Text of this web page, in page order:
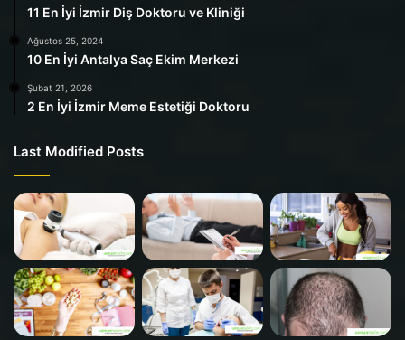
11 En İyi İzmir Diş Doktoru ve Kliniği
Ağustos 25, 2024
10 En İyi Antalya Saç Ekim Merkezi
Şubat 21, 2026
2 En İyi İzmir Meme Estetiği Doktoru
Last Modified Posts